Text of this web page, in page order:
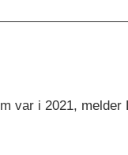
var i 2021, melder